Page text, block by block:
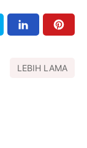
LEBIH LAMA